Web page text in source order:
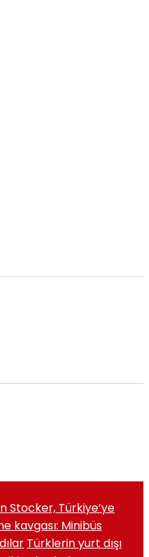
Stocker, Türkiye’ye
kavgası: Minibüs
Türklerin yurt dışı